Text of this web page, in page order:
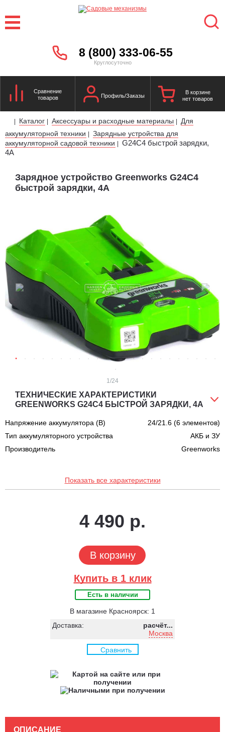
8 (800) 333-06-55
Круглосуточно
Сравнение
товаров
Профиль/Заказы
В корзине
нет товаров
| Каталог | Аксессуары и расходные материалы |
Для
аккумуляторной техники | Зарядные устройства для
аккумуляторной садовой техники | G24C4 быстрой зарядки,
4А
Зарядное устройство Greenworks G24C4
быстрой зарядки, 4А
1/24
ТЕХНИЧЕСКИЕ ХАРАКТЕРИСТИКИ
GREENWORKS G24C4 БЫСТРОЙ ЗАРЯДКИ, 4А
Напряжение аккумулятора (В)
24/21.6 (6 элементов)
Тип аккумуляторного устройства
АКБ и ЗУ
Производитель
Greenworks
Показать все характеристики
4 490 р.
В корзину
Купить в 1 клик
Есть в наличии
В магазине Красноярск: 1
Доставка:
расчёт...
Москва
Сравнить
ОПИСАНИЕ